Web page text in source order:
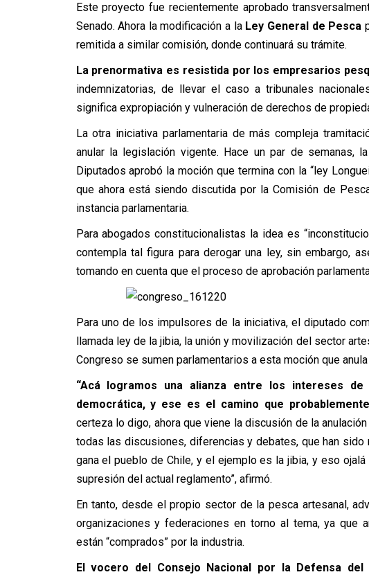
Este proyecto fue recientemente aprobado
Senado. Ahora la modificación a la Ley General de Pesca
remitida a similar comisión, donde continuará su trámite.
La prenormativa es resistida por los empresarios
indemnizatorias, de llevar el caso a tribunales
significa expropiación y vulneración de derechos de
La otra iniciativa parlamentaria de más compleja
anular la legislación vigente. Hace un par de semanas,
Diputados aprobó la moción que termina con la “ley
que ahora está siendo discutida por la Comisión de
instancia parlamentaria.
Para abogados constitucionalistas la idea es
contempla tal figura para derogar una ley, sin embargo,
tomando en cuenta que el proceso de aprobación
Para uno de los impulsores de la iniciativa, el diputado
llamada ley de la jibia, la unión y movilización del sector
Congreso se sumen parlamentarios a esta moción que
“Acá logramos una alianza entre los intereses
democrática, y ese es el camino que
certeza lo digo, ahora que viene la discusión de la
todas las discusiones, diferencias y debates, que han
gana el pueblo de Chile, y el ejemplo es la jibia, y eso
supresión del actual reglamento”, afirmó.
En tanto, desde el propio sector de la pesca artesanal,
organizaciones y federaciones en torno al tema, ya que
están “comprados” por la industria.
El vocero del Consejo Nacional por la Defensa del